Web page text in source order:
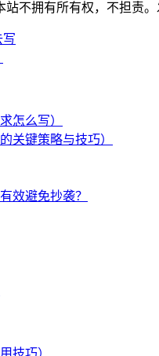
不拥有所有权，不担责
写
怎么写）
关键策略与技巧）
效避免抄袭？